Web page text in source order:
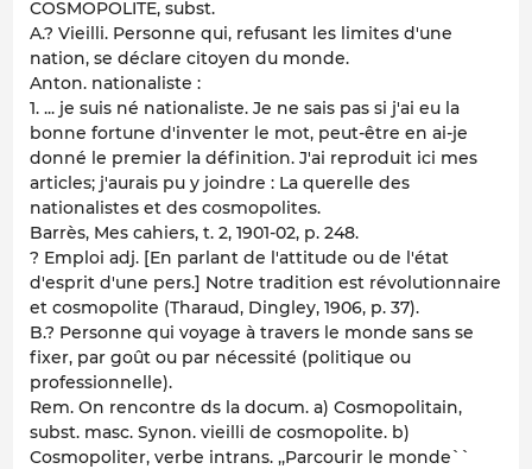
COSMOPOLITE, subst.
A.? Vieilli. Personne qui, refusant les limites d'une
nation, se déclare citoyen du monde.
Anton. nationaliste :
1. ... je suis né nationaliste. Je ne sais pas si j'ai eu la
bonne fortune d'inventer le mot, peut-être en ai-je
donné le premier la définition. J'ai reproduit ici mes
articles; j'aurais pu y joindre : La querelle des
nationalistes et des cosmopolites.
Barrès, Mes cahiers, t. 2, 1901-02, p. 248.
? Emploi adj. [En parlant de l'attitude ou de l'état
d'esprit d'une pers.] Notre tradition est révolutionnaire
et cosmopolite (Tharaud, Dingley, 1906, p. 37).
B.? Personne qui voyage à travers le monde sans se
fixer, par goût ou par nécessité (politique ou
professionnelle).
Rem. On rencontre ds la docum. a) Cosmopolitain,
subst. masc. Synon. vieilli de cosmopolite. b)
Cosmopoliter, verbe intrans. ,,Parcourir le monde``